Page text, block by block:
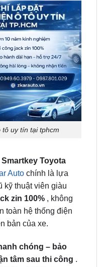
uy tín tại tphcm
Toyota
Auto chính là lựa
kỹ thuật viên giàu
zin 100% , không
toàn hệ thống điện
bản của xe.
chóng – bảo
tâm sau thi công .